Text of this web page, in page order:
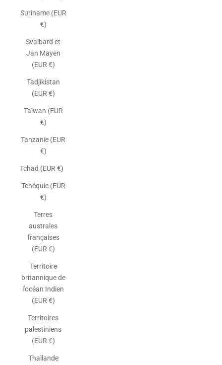
Suriname (EUR
€)
Svalbard et
Jan Mayen
(EUR €)
Tadjikistan
(EUR €)
Taïwan (EUR
€)
Tanzanie (EUR
€)
Tchad (EUR €)
Tchéquie (EUR
€)
Terres
australes
françaises
(EUR €)
Territoire
britannique de
l’océan Indien
(EUR €)
Territoires
palestiniens
(EUR €)
Thaïlande